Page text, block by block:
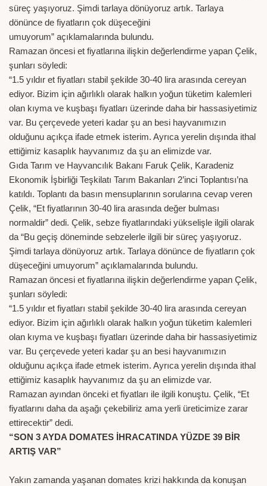
süreç yaşıyoruz. Şimdi tarlaya dönüyoruz artık. Tarlaya
dönünce de fiyatların çok düşeceğini
umuyorum” açıklamalarında bulundu.
Ramazan öncesi et fiyatlarına ilişkin değerlendirme yapan Çelik,
şunları söyledi:
“1.5 yıldır et fiyatları stabil şekilde 30-40 lira arasında cereyan
ediyor. Bizim için ağırlıklı olarak halkın yoğun tüketim kalemleri
olan kıyma ve kuşbaşı fiyatları üzerinde daha bir hassasiyetimiz
var. Bu çerçevede yeteri kadar şu an besi hayvanımızın
olduğunu açıkça ifade etmek isterim. Ayrıca yerelin dışında ithal
ettiğimiz kasaplık hayvanımız da şu an elimizde var.
Gıda Tarım ve Hayvancılık Bakanı Faruk Çelik, Karadeniz
Ekonomik İşbirliği Teşkilatı Tarım Bakanları 2’inci Toplantısı’na
katıldı. Toplantı da basın mensuplarının sorularına cevap veren
Çelik, “Et fiyatlarının 30-40 lira arasında değer bulması
normaldir” dedi. Çelik, sebze fiyatlarındaki yükselişle ilgili olarak
da “Bu geçiş döneminde sebzelerle ilgili bir süreç yaşıyoruz.
Şimdi tarlaya dönüyoruz artık. Tarlaya dönünce de fiyatların çok
düşeceğini umuyorum” açıklamalarında bulundu.
Ramazan öncesi et fiyatlarına ilişkin değerlendirme yapan Çelik,
şunları söyledi:
“1.5 yıldır et fiyatları stabil şekilde 30-40 lira arasında cereyan
ediyor. Bizim için ağırlıklı olarak halkın yoğun tüketim kalemleri
olan kıyma ve kuşbaşı fiyatları üzerinde daha bir hassasiyetimiz
var. Bu çerçevede yeteri kadar şu an besi hayvanımızın
olduğunu açıkça ifade etmek isterim. Ayrıca yerelin dışında ithal
ettiğimiz kasaplık hayvanımız da şu an elimizde var.
Ramazan ayından önceki et fiyatları ile ilgili konuştu. Çelik, “Et
fiyatlarını daha da aşağı çekebiliriz ama yerli üreticimize zarar
ettirecektir” dedi.
“SON 3 AYDA DOMATES İHRACATINDA YÜZDE 39 BİR
ARTIŞ VAR”
Yakın zamanda yaşanan domates krizi hakkında da konuşan